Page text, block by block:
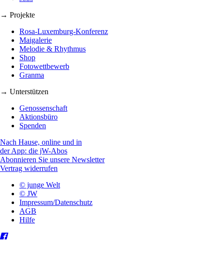
→ Projekte
Rosa-Luxemburg-Konferenz
Maigalerie
Melodie & Rhythmus
Shop
Fotowettbewerb
Granma
→ Unterstützen
Genossenschaft
Aktionsbüro
Spenden
Nach Hause, online und in
der App: die jW-Abos
Abonnieren Sie unsere Newsletter
Vertrag widerrufen
© junge Welt
© JW
Impressum/Datenschutz
AGB
Hilfe